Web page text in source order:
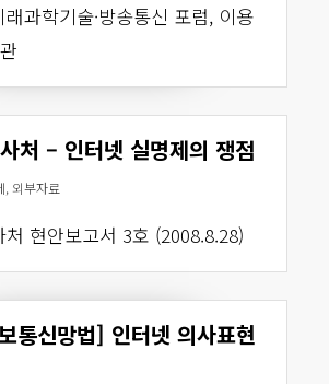
과학기술·방송통신 포럼, 이용
처 – 인터넷 실명제의 쟁점
, 외부자료
현안보고서 3호 (2008.8.28)
통신망법] 인터넷 의사표현